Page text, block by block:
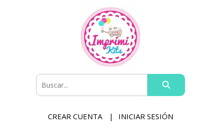
CREAR CUENTA INICIAR SESIÓN